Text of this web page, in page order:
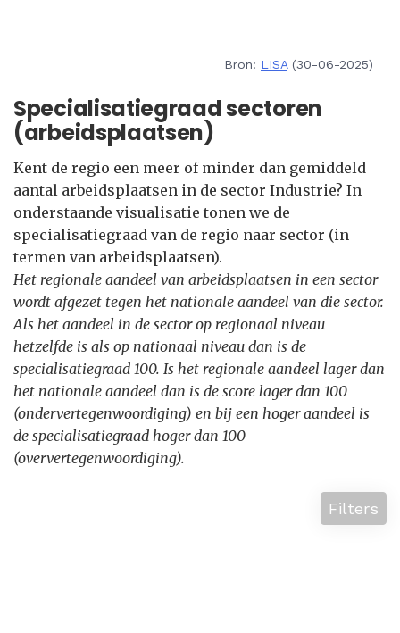
Bron: LISA(30-06-2025)
Specialisatiegraad sectoren
(arbeidsplaatsen)
Kent de regio een meer of minder dan gemiddeld
aantal arbeidsplaatsen in de sector Industrie? In
onderstaande visualisatie tonen we de
specialisatiegraad van de regio naar sector (in
termen van arbeidsplaatsen).
Het regionale aandeel van arbeidsplaatsen in een sector
wordt afgezet tegen het nationale aandeel van die sector.
Als het aandeel in de sector op regionaal niveau
hetzelfde is als op nationaal niveau dan is de
specialisatiegraad 100. Is het regionale aandeel lager dan
het nationale aandeel dan is de score lager dan 100
(ondervertegenwoordiging) en bij een hoger aandeel is
de specialisatiegraad hoger dan 100
(oververtegenwoordiging).
Filters